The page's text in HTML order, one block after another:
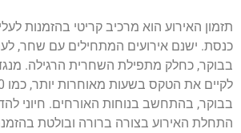
תזמון האירוע הוא מרכיב קריטי בהזמנות
בבוקר, כחלק מתפילת השחרית הרגילה.
בבוקר, בהתחשב בנוחות האורחים. חיוני
התחלת האירוע בצורה ברורה ובולטת